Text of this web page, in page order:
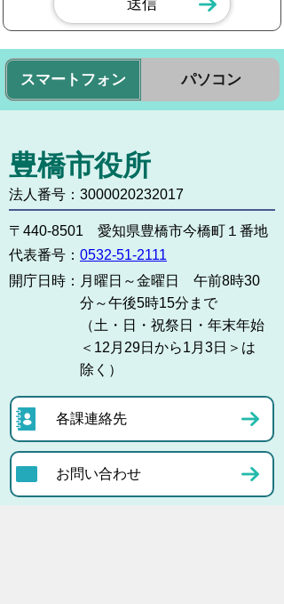
スマートフォン パソコン
豊橋市役所
法人番号：3000020232017
〒440-8501 愛知県豊橋市今橋町１番地
代表番号： 0532-51-2111
開庁日時： 月曜日～金曜日 午前8時30
分～午後5時15分まで
（土・日・祝祭日・年末年始
＜12月29日から1月3日＞は
除く）
各課連絡先
お問い合わせ